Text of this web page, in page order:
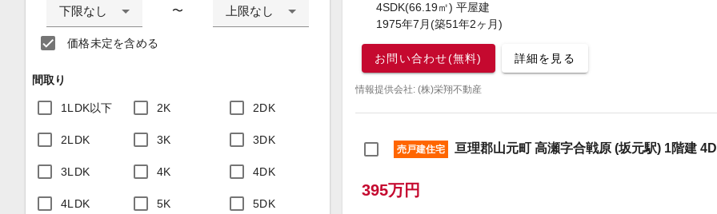
下限なし 〜 上限なし
価格未定を含める
間取り
1LDK以下 2K 2DK
2LDK 3K 3DK
3LDK 4K 4DK
4LDK 5K 5DK
4SDK(66.19㎡) 平屋建
1975年7月(築51年2ヶ月)
お問い合わせ(無料) 詳細を見る
情報提供会社: (株)栄翔不動産
売戸建住宅 亘理郡山元町 高瀬字合戦原 (坂元駅) 1階建
395万円